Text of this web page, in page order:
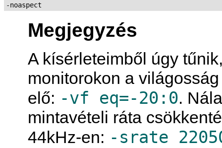
-noaspect
Megjegyzés
A kísérleteimből úgy
monitorokon a
elő: -vf eq=-20:0.
mintavételi ráta
44kHz-en: -srate